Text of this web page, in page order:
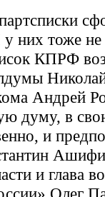
них тоже не
КПРФ
Андрей
думу, в
и
и глава